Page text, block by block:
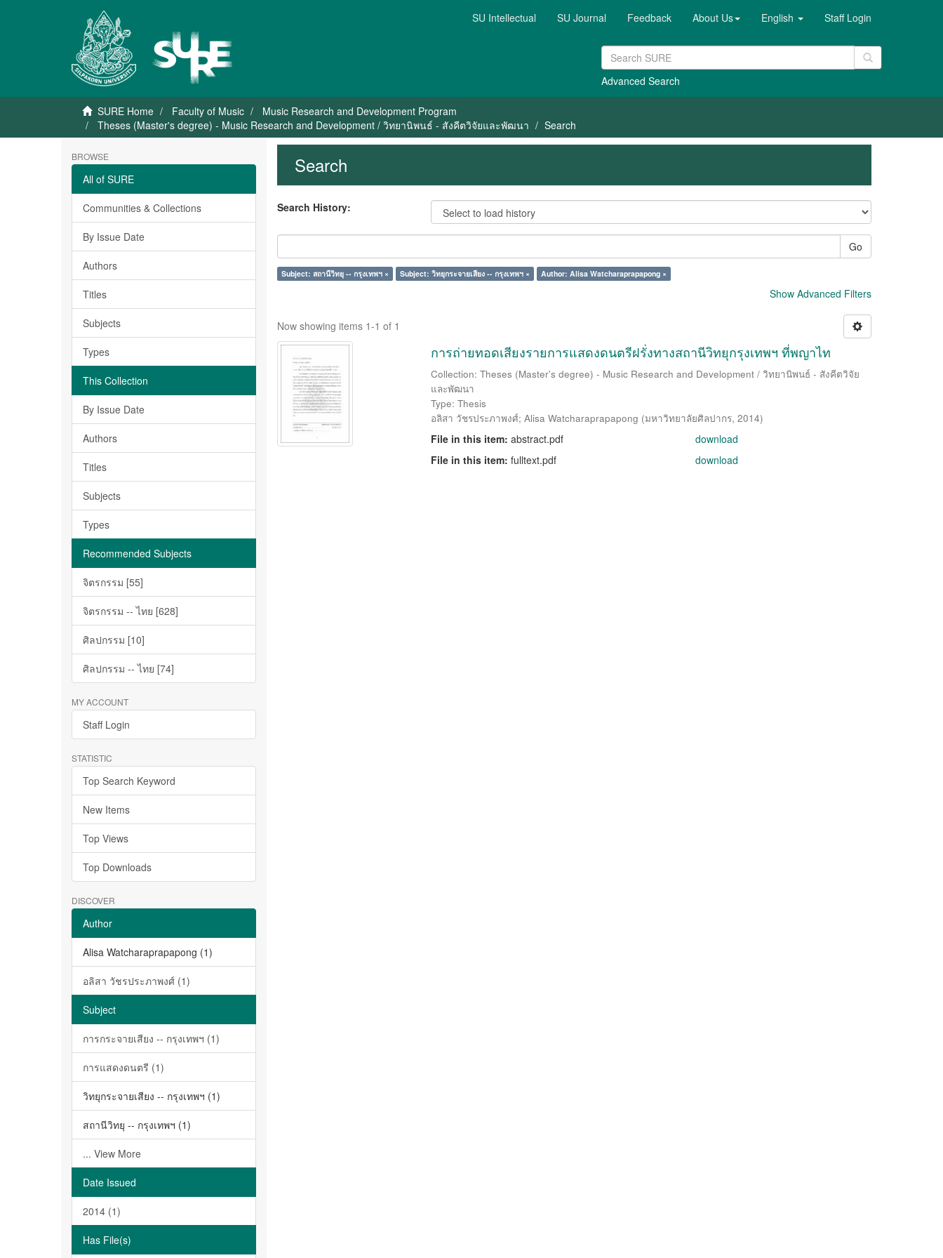
SU Intellectual SU Journal Feedback About Us English Staff Login
Advanced Search
SURE Home Faculty of Music
Music Research and Development Program
Theses (Master's degree) - Music Research and Development / วิทยานิพนธ์ - สังคีตวิจัยและพัฒนา
Search
BROWSE
All of SURE
Communities & Collections
By Issue Date
Authors
Titles
Subjects
Types
This Collection
By Issue Date
Authors
Titles
Subjects
Types
Recommended Subjects
จิตรกรรม [55]
จิตรกรรม -- ไทย [628]
ศิลปกรรม [10]
ศิลปกรรม -- ไทย [74]
MY ACCOUNT
Staff Login
STATISTIC
Top Search Keyword
New Items
Top Views
Top Downloads
DISCOVER
Author
Alisa Watcharaprapapong (1)
อลิสา วัชรประภาพงศ์ (1)
Subject
การกระจายเสียง -- กรุงเทพฯ (1)
การแสดงดนตรี (1)
วิทยุกระจายเสียง -- กรุงเทพฯ (1)
สถานีวิทยุ -- กรุงเทพฯ (1)
... View More
Date Issued
2014 (1)
Has File(s)
Search
Search History:
Go
Subject: สถานีวิทยุ -- กรุงเทพฯ × Subject: วิทยุกระจายเสียง -- กรุงเทพฯ × Author: Alisa Watcharaprapapong ×
Show Advanced Filters
Now showing items 1-1 of 1
การถ่ายทอดเสียงรายการแสดงดนตรีฝรั่งทางสถานีวิทยุกรุงเทพฯ ที่พญาไท
Collection: Theses (Master's degree) - Music Research and Development / วิทยานิพนธ์ - สังคีตวิจัย
และพัฒนา
Type: Thesis
อลิสา วัชรประภาพงศ์; Alisa Watcharaprapapong (มหาวิทยาลัยศิลปากร, 2014)
File in this item: abstract.pdf
download
File in this item: fulltext.pdf download